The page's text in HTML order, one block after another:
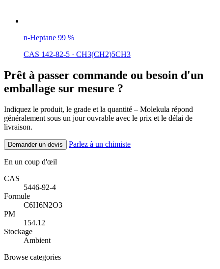
n-Heptane 99 %
CAS 142-82-5 · CH3(CH2)5CH3
Prêt à passer commande ou besoin d'un
emballage sur mesure ?
Indiquez le produit, le grade et la quantité – Molekula répond
généralement sous un jour ouvrable avec le prix et le délai de
livraison.
Demander un devis Parlez à un chimiste
En un coup d'œil
CAS
5446-92-4
Formule
C6H6N2O3
PM
154.12
Stockage
Ambient
Browse categories